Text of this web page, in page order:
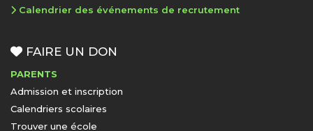
Calendrier des événements de recrutement
FAIRE UN DON
PARENTS
Admission et inscription
Calendriers scolaires
Trouver une école